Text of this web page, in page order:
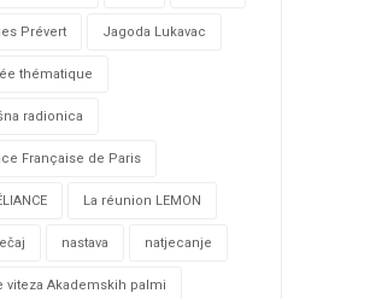
Prévert Jagoda Lukavac
thématique
radionica
Française de Paris
La réunion LEMON
nastava natjecanje
viteza Akademskih palmi